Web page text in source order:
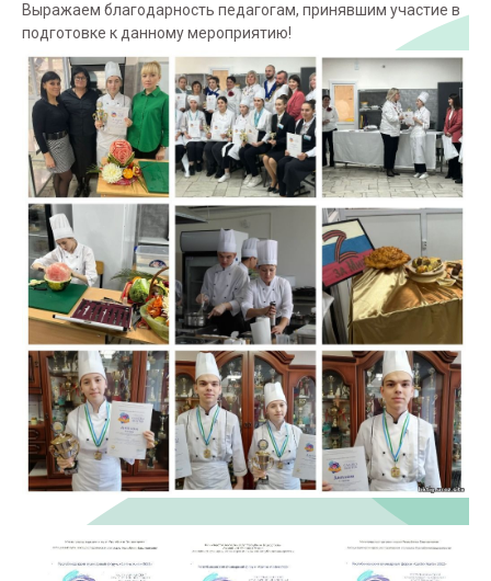
Выражаем благодарность педагогам, принявшим участие в
подготовке к данному мероприятию!